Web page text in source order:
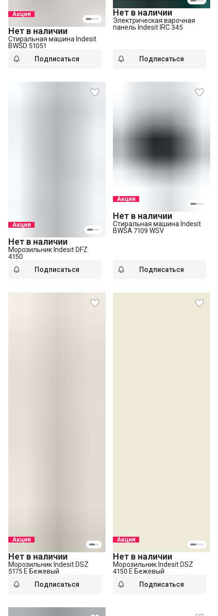
Акция
Нет в наличии
Стиральная машина Indesit
BWSD 51051
Подписаться
Нет в наличии
Электрическая варочная
панель Indesit IRC 345
Подписаться
Акция
Нет в наличии
Морозильник Indesit DFZ
4150
Подписаться
Акция
Нет в наличии
Стиральная машина Indesit
BWSA 7109 WSV
Подписаться
Акция
Нет в наличии
Морозильник Indesit DSZ
5175 E Бежевый
Подписаться
Акция
Нет в наличии
Морозильник Indesit DSZ
4150 E Бежевый
Подписаться